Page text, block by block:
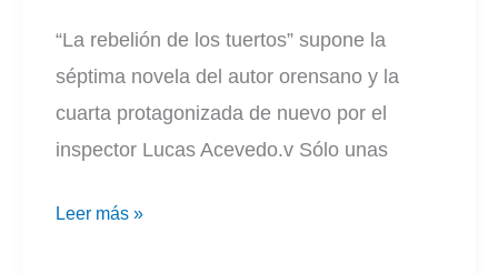
“La rebelión de los tuertos” supone la
séptima novela del autor orensano y la
cuarta protagonizada de nuevo por el
inspector Lucas Acevedo.v Sólo unas
La
Leer más »